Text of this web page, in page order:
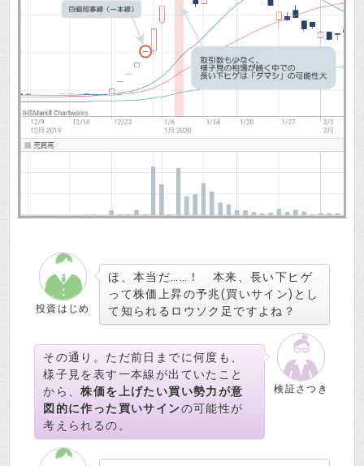
投資はじめ
ほ、本当だ……！ 本来、長い下ヒゲ
って株価上昇の予兆(買いサイン)とし
て知られるロウソク足ですよね？
検証さつき
その通り。ただ前日までに何度も、
様子見を表す一本線が出ていたこと
から、株価を上げたい買い勢力が意
図的に作った買いサインの可能性が
考えられるの。